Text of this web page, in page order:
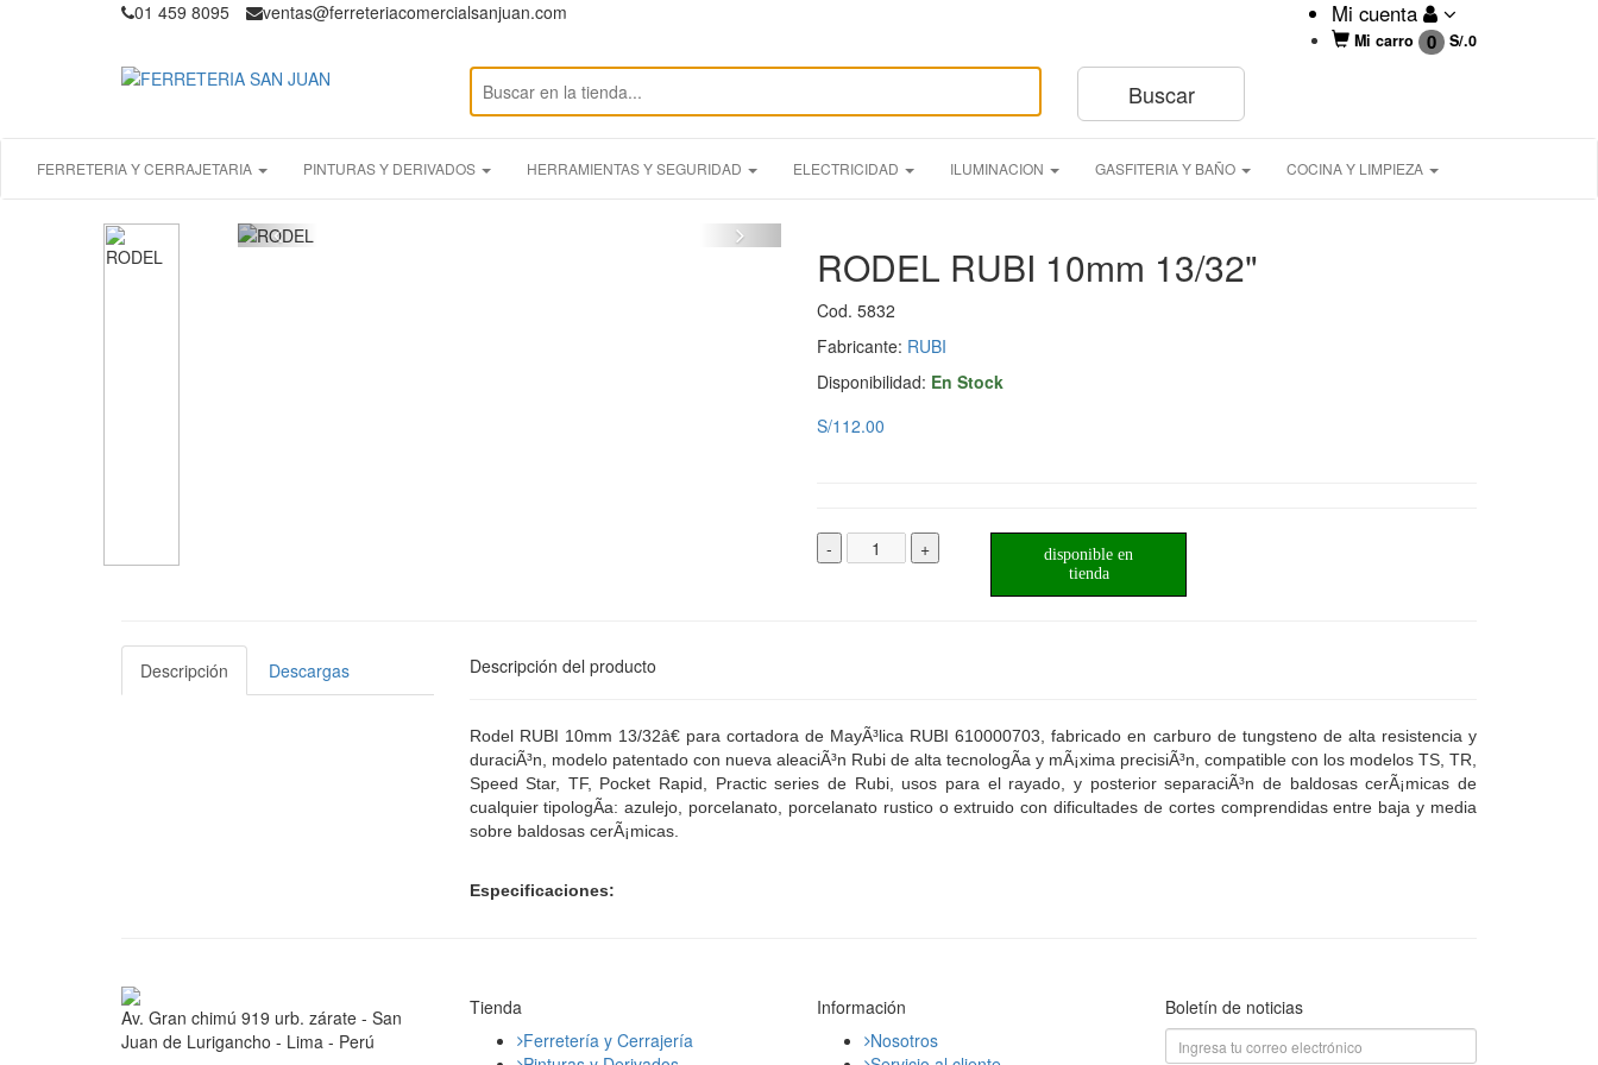
01 459 8095 ventas@ferreteriacomercialsanjuan.com Mi cuenta
Mi carro 0 S/.0
FERRETERIA Y CERRAJETARIA PINTURAS Y DERIVADOS HERRAMIENTAS Y SEGURIDAD ELECTRICIDAD ILUMINACION GASFITERIA Y BAÑO COCINA Y LIMPIEZA
RODEL RUBI 10mm 13/32"
Cod. 5832
Fabricante: RUBI
Disponibilidad: En Stock
S/112.00
- +
disponible en
tienda
Descripción Descargas Descripción del producto
Rodel RUBI 10mm 13/32â€ para cortadora de MayÃ³lica RUBI 610000703, fabricado en carburo de tungsteno de alta resistencia y
duraciÃ³n, modelo patentado con nueva aleaciÃ³n Rubi de alta tecnologÃ­a y mÃ¡xima precisiÃ³n, compatible con los modelos TS, TR,
Speed Star, TF, Pocket Rapid, Practic series de Rubi, usos para el rayado, y posterior separaciÃ³n de baldosas cerÃ¡micas de
cualquier tipologÃ­a: azulejo, porcelanato, porcelanato rustico o extruido con dificultades de cortes comprendidas entre baja y media
sobre baldosas cerÃ¡micas.
Especificaciones:
Av. Gran chimú 919 urb. zárate - San
Juan de Lurigancho - Lima - Perú
Tienda
Ferretería y Cerrajería
Información
Nosotros
Boletín de noticias